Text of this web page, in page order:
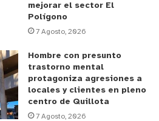
Mella, los equipos de la
encuentran en Quillota y es
sea el día en que el
a los primeros pacientes
en las cómodas
quillotano.
mejorar el sector El
Polígono
7 Agosto, 2026
Hombre con presunto
trastorno mental
protagoniza agresiones a
locales y clientes en pleno
centro de Quillota
7 Agosto, 2026